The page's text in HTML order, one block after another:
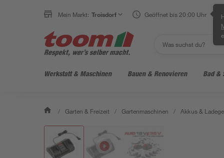
Mein Markt: Troisdorf Geöffnet bis 20:00 Uhr
Werkstatt & Maschinen Bauen & Renovieren Bad &
/ Garten & Freizeit / Gartenmaschinen / Akkus &